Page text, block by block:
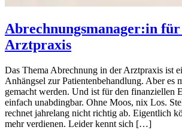
Abrechnungsmanager:in
Arztpraxis
Das Thema Abrechnung in der Arztpraxis ist
Anhängsel zur Patientenbehandlung. Aber es
gemacht werden. Und ist für den finanziellen
einfach unabdingbar. Ohne Moos, nix Los.
rechnet jahrelang nicht richtig ab. Eigentlich
mehr verdienen. Leider kennt sich […]